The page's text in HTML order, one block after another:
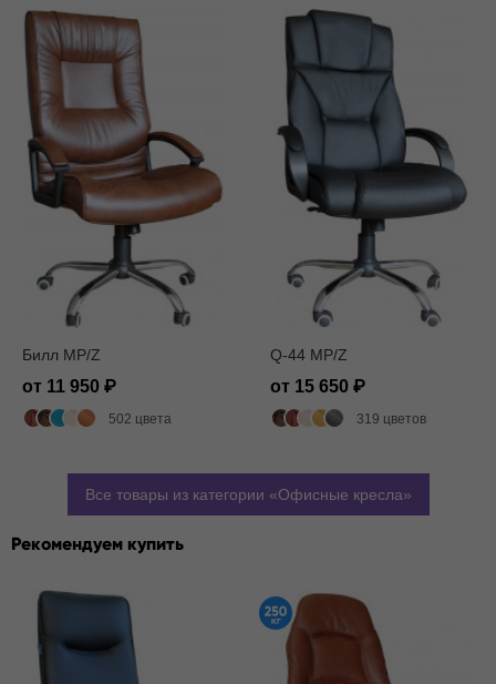
Билл MP/Z
от 11 950
502 цвета
Q-44 MP/Z
от 15 650
319 цветов
Все товары из категории Офисные кресла
Рекомендуем купить